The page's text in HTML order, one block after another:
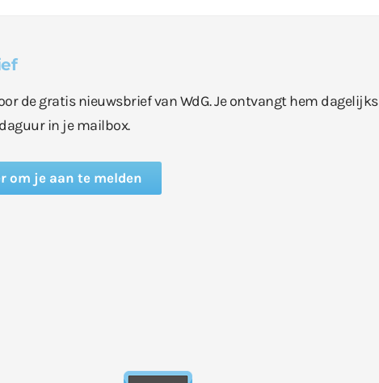
de gratis nieuwsbrief van WdG. Je ontvangt hem dagelijks
in je mailbox.
om je aan te melden